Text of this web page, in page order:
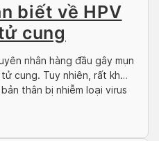
biết về HPV
cung
nhân hàng đầu gây mụn
cung. Tuy nhiên, rất khó
thân bị nhiễm loại virus
Cùng tìm hiểu ngay bài